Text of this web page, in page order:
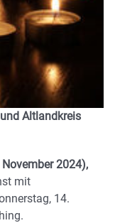
Altlandkreis
2024),
mit
14.